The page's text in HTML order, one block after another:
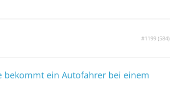
#1199 (584)
bekommt ein Autofahrer bei einem